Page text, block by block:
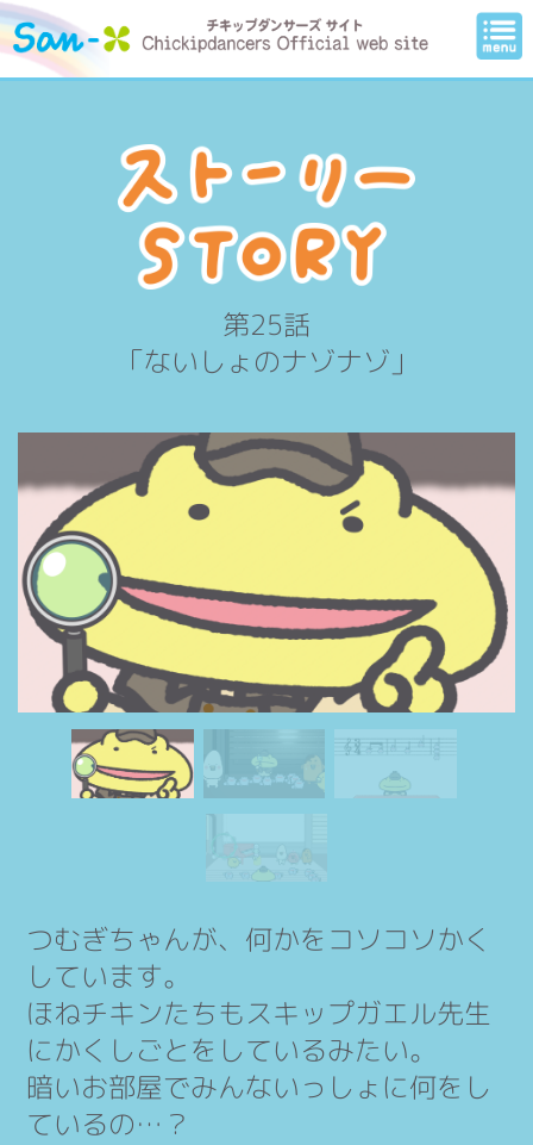
第25話
「ないしょのナゾナゾ」
つむぎちゃんが、何かをコソコソかく
しています。
ほねチキンたちもスキップガエル先生
にかくしごとをしているみたい。
暗いお部屋でみんないっしょに何をし
ているの…？